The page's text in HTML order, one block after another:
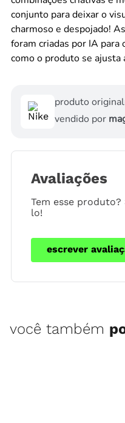
conjunto para deixar o
charmoso e despojado!
foram criadas por IA para
como o produto se ajusta
produto original
vendido por
Avaliações
Tem esse
lo!
escrever
você também